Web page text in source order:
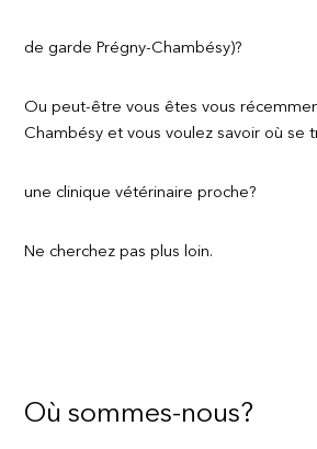
de garde Prégny-Chambésy)?
Ou peut-être vous êtes vous
Chambésy et vous voulez savoir où se
une clinique vétérinaire proche?
Ne cherchez pas plus loin.
Où sommes-nous?